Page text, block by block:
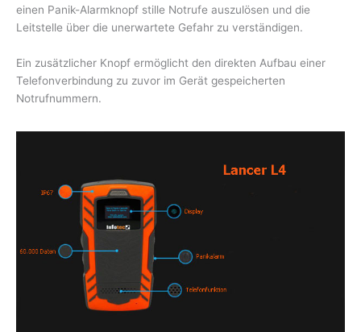
einen Panik-Alarmknopf stille Notrufe auszulösen und die
Leitstelle über die unerwartete Gefahr zu verständigen.
Ein zusätzlicher Knopf ermöglicht den direkten Aufbau einer
Telefonverbindung zu zuvor im Gerät gespeicherten
Notrufnummern.